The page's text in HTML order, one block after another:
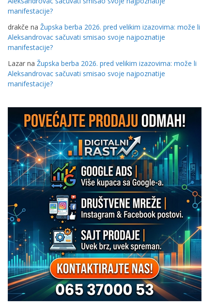
manifestacije?
drakče na Župska berba 2026. pred velikim izazovima: može li
Aleksandrovac sačuvati smisao svoje najpoznatije
manifestacije?
Lazar na Župska berba 2026. pred velikim izazovima: može li
Aleksandrovac sačuvati smisao svoje najpoznatije
manifestacije?